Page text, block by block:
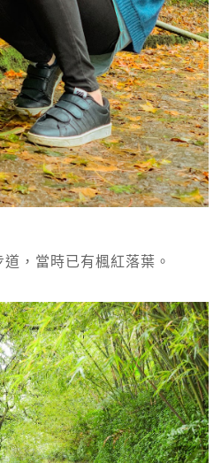
，當時已有楓紅落葉。